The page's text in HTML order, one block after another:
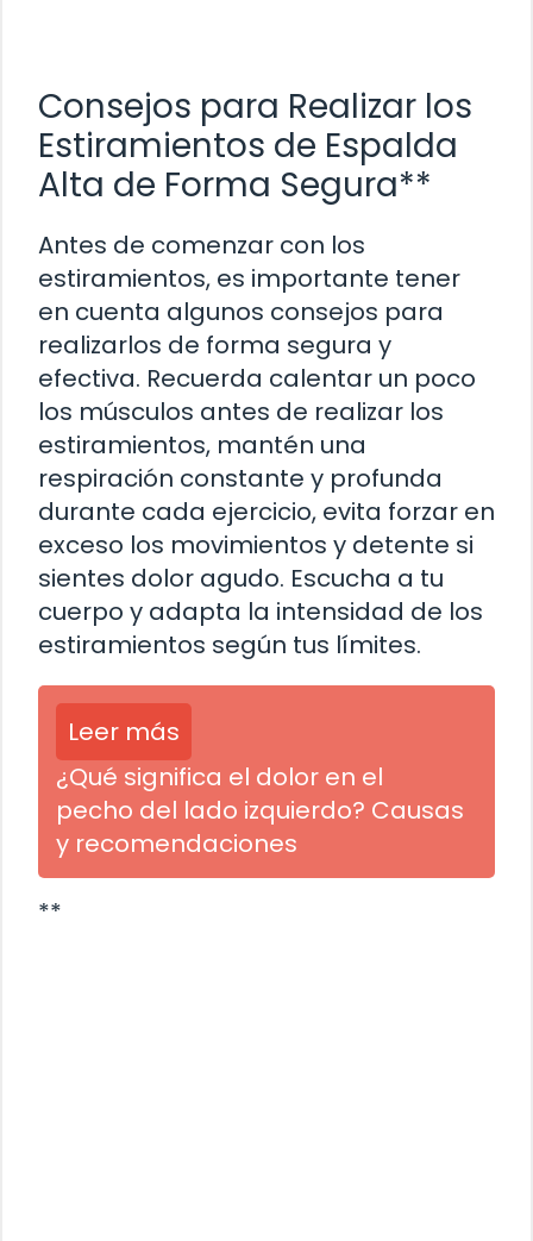
Consejos para Realizar los
Estiramientos de Espalda
Alta de Forma Segura**
Antes de comenzar con los
estiramientos, es importante tener
en cuenta algunos consejos para
realizarlos de forma segura y
efectiva. Recuerda calentar un poco
los músculos antes de realizar los
estiramientos, mantén una
respiración constante y profunda
durante cada ejercicio, evita forzar en
exceso los movimientos y detente si
sientes dolor agudo. Escucha a tu
cuerpo y adapta la intensidad de los
estiramientos según tus límites.
Leer más
¿Qué significa el dolor en el
pecho del lado izquierdo? Causas
y recomendaciones
**